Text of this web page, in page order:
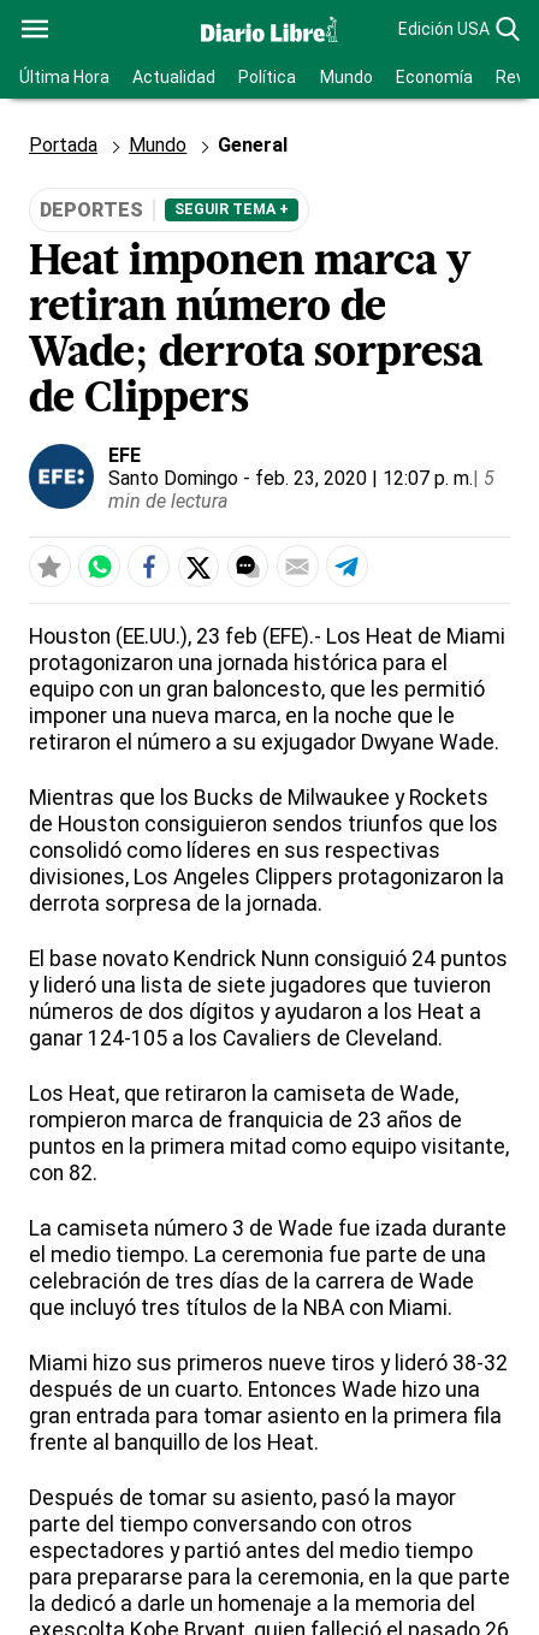
Edición USA
Última Hora Actualidad Política Mundo Economía
Portada Mundo General
DEPORTES SEGUIR TEMA +
Heat imponen marca y
retiran número de
Wade; derrota sorpresa
de Clippers
EFE
Santo Domingo - feb. 23, 2020 | 12:07 p. m.| 5
min de lectura
Houston (EE.UU.), 23 feb (EFE).- Los Heat de Miami
protagonizaron una jornada histórica para el
equipo con un gran baloncesto, que les permitió
imponer una nueva marca, en la noche que le
retiraron el número a su exjugador Dwyane Wade.
Mientras que los Bucks de Milwaukee y Rockets
de Houston consiguieron sendos triunfos que los
consolidó como líderes en sus respectivas
divisiones, Los Angeles Clippers protagonizaron la
derrota sorpresa de la jornada.
El base novato Kendrick Nunn consiguió 24 puntos
y lideró una lista de siete jugadores que tuvieron
números de dos dígitos y ayudaron a los Heat a
ganar 124-105 a los Cavaliers de Cleveland.
Los Heat, que retiraron la camiseta de Wade,
rompieron marca de franquicia de 23 años de
puntos en la primera mitad como equipo visitante,
con 82.
La camiseta número 3 de Wade fue izada durante
el medio tiempo. La ceremonia fue parte de una
celebración de tres días de la carrera de Wade
que incluyó tres títulos de la NBA con Miami.
Miami hizo sus primeros nueve tiros y lideró 38-32
después de un cuarto. Entonces Wade hizo una
gran entrada para tomar asiento en la primera fila
frente al banquillo de los Heat.
Después de tomar su asiento, pasó la mayor
parte del tiempo conversando con otros
espectadores y partió antes del medio tiempo
para prepararse para la ceremonia, en la que parte
la dedicó a darle un homenaje a la memoria del